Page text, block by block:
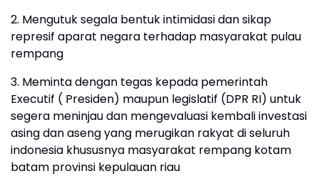
2. Mengutuk segala bentuk intimidasi dan sikap
represif aparat negara terhadap masyarakat pulau
rempang
3. Meminta dengan tegas kepada pemerintah
Executif ( Presiden) maupun legislatif (DPR RI) untuk
segera meninjau dan mengevaluasi kembali investasi
asing dan aseng yang merugikan rakyat di seluruh
indonesia khususnya masyarakat rempang kotam
batam provinsi kepulauan riau